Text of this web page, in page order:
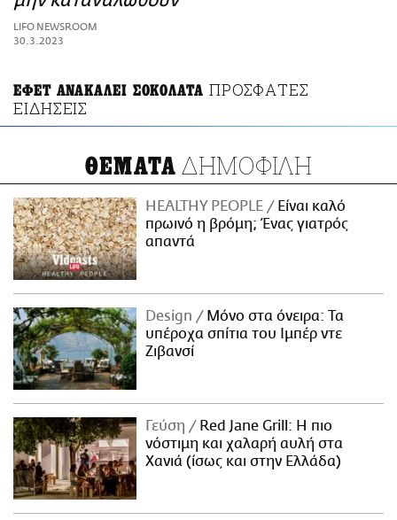
ΑΜΠΑ
PRINT
LIFO NEWSROOM
30.3.2023
ΕΦΕΤ ΑΝΑΚΑΛΕΙ ΣΟΚΟΛΑΤΑ ΠΡΟΣΦΑΤΕΣ
ΕΙΔΗΣΕΙΣ
ΘΕΜΑΤΑ ΔΗΜΟΦΙΛΗ
HEALTHY PEOPLE
Είναι καλό
πρωινό η βρόμη; Ένας γιατρός
απαντά
Design
Μόνο στα όνειρα: Τα
υπέροχα σπίτια του Ιμπέρ ντε
Ζιβανσί
Γεύση
Red Jane Grill: Η πιο
νόστιμη και χαλαρή αυλή στα
Χανιά (ίσως και στην Ελλάδα)